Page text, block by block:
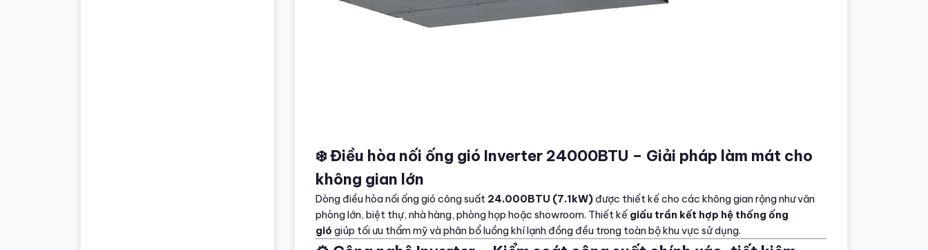
❄️ Điều hòa nối ống gió Inverter 24000BTU – Giải pháp làm mát cho
không gian lớn
Dòng điều hòa nối ống gió công suất 24.000BTU (7.1kW) được thiết kế cho các không gian rộng như văn
phòng lớn, biệt thự, nhà hàng, phòng họp hoặc showroom. Thiết kế giấu trần kết hợp hệ thống ống
gió giúp tối ưu thẩm mỹ và phân bổ luồng khí lạnh đồng đều trong toàn bộ khu vực sử dụng.